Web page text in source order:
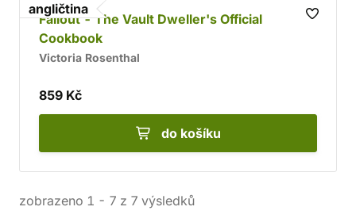
angličtina
Fallout - The Vault Dweller's Official
Cookbook
Victoria Rosenthal
859 Kč
do košíku
zobrazeno 1 - 7 z 7 výsledků